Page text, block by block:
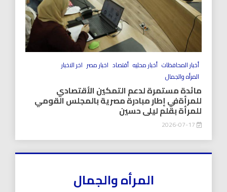
أخبار المحافظات أخبار محليه أقتصاد اخبار مصر اخر الاخبار
المرأه والجمال
مائدة مستمرة لدعم التمكين الأقتصادي
للمرأةفي إطار مبادرة مصرية بالمجلس القومي
للمرأة بقلم ليلى حسين
المرأه والجمال